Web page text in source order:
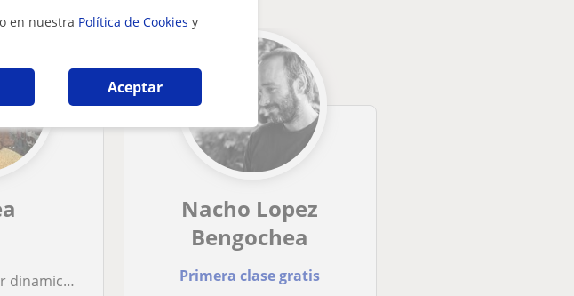
en nuestra Política de Cookies y
Aceptar
a la maquetación y al entendimiento del proceso
Nacho Lopez
Bengochea
Primera clase gratis